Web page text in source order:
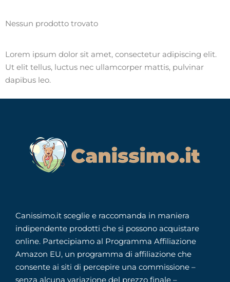
Nessun prodotto trovato
Lorem ipsum dolor sit amet, consectetur adipiscing elit.
Ut elit tellus, luctus nec ullamcorper mattis, pulvinar
dapibus leo.
Canissimo.it sceglie e raccomanda in maniera
indipendente prodotti che si possono acquistare
online. Partecipiamo al Programma Affiliazione
Amazon EU, un programma di affiliazione che
consente ai siti di percepire una commissione –
senza alcuna variazione del prezzo finale –